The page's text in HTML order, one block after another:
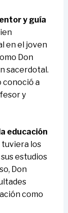
y guía
en el joven
Don
sacerdotal.
conoció a
y
educación
tuviera los
estudios
Don
como